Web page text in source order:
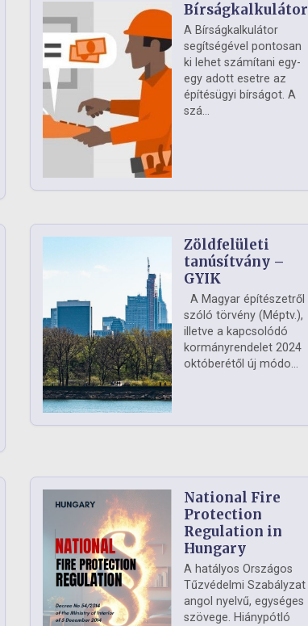
Bírságkalkulátor
A Bírságkalkulátor
segítségével pontosan
ki lehet számítani egy-
egy adott esetre az
építésügyi bírságot. A
szá...
Zöldfelületi
tanúsítvány –
GYIK
A Magyar építészetről
szóló törvény (Méptv.),
illetve a kapcsolódó
kormányrendelet 2024
októberétől új módo...
National Fire
Protection
Regulation in
Hungary
A hatályos Országos
Tűzvédelmi Szabályzat
angol nyelvű, egységes
szövege. Hiánypótló